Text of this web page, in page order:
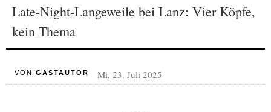
Late-Night-Langeweile bei Lanz: Vier Köpfe,
kein Thema
VON GASTAUTOR Mi, 23. Juli 2025